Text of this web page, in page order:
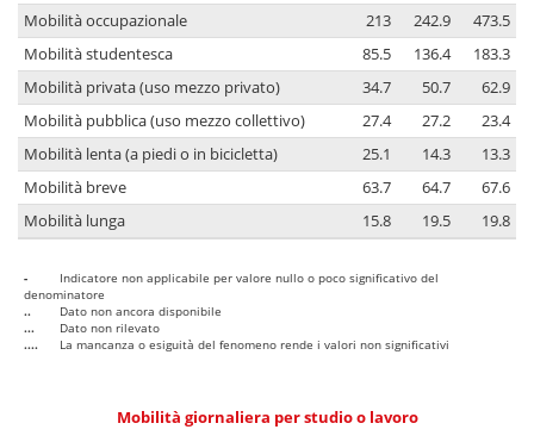
Mobilità occupazionale
213 242.9
473.5
Mobilità studentesca
85.5 136.4
183.3
Mobilità privata (uso mezzo privato)
34.7 50.7
62.9
Mobilità pubblica (uso mezzo collettivo)
27.4 27.2
23.4
Mobilità lenta (a piedi o in bicicletta)
25.1 14.3
13.3
Mobilità breve
63.7 64.7
67.6
Mobilità lunga
15.8 19.5 19.8
-
Indicatore non applicabile per valore nullo o poco significativo del
denominatore
..
Dato non ancora disponibile
...
Dato non rilevato
....
La mancanza o esiguità del fenomeno rende i valori non significativi
Mobilità giornaliera per studio o lavoro